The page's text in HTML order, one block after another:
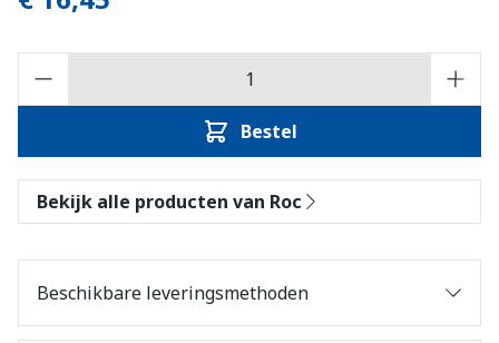
Bestel
Bekijk alle producten van Roc
Beschikbare leveringsmethoden